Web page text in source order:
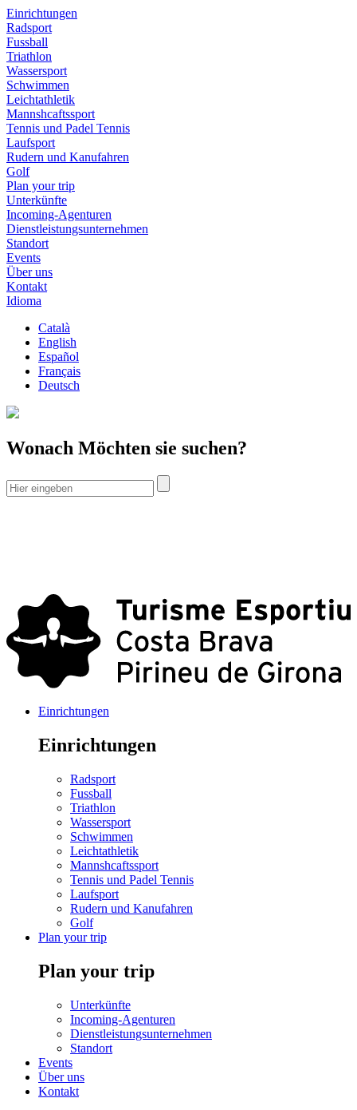
Einrichtungen
Radsport
Fussball
Triathlon
Wassersport
Schwimmen
Leichtathletik
Mannshcaftssport
Tennis und Padel Tennis
Laufsport
Rudern und Kanufahren
Golf
Plan your trip
Unterkünfte
Incoming-Agenturen
Dienstleistungsunternehmen
Standort
Events
Über uns
Kontakt
Idioma
Català
English
Español
Français
Deutsch
Wonach Möchten sie suchen?
Einrichtungen
Einrichtungen
Radsport
Fussball
Triathlon
Wassersport
Schwimmen
Leichtathletik
Mannshcaftssport
Tennis und Padel Tennis
Laufsport
Rudern und Kanufahren
Golf
Plan your trip
Plan your trip
Unterkünfte
Incoming-Agenturen
Dienstleistungsunternehmen
Standort
Events
Über uns
Kontakt